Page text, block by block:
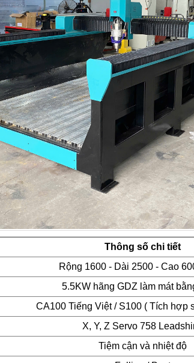
Thông số chi tiết
Rộng 1600 - Dài 2500 - Cao
5.5KW hãng GDZ làm mát
CA100 Tiếng Việt / S100 ( Tích hợp
X, Y, Z Servo 758
Tiệm cận và nhiệt độ